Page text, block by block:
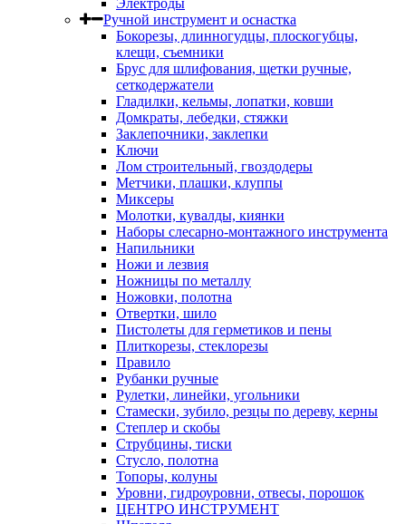
Электроды
Ручной инструмент и оснастка
Бокорезы, длинногудцы, плоскогубцы,
клещи, съемники
Брус для шлифования, щетки ручные,
сеткодержатели
Гладилки, кельмы, лопатки, ковши
Домкраты, лебедки, стяжки
Заклепочники, заклепки
Ключи
Лом строительный, гвоздодеры
Метчики, плашки, клуппы
Миксеры
Молотки, кувалды, киянки
Наборы слесарно-монтажного инструмента
Напильники
Ножи и лезвия
Ножницы по металлу
Ножовки, полотна
Отвертки, шило
Пистолеты для герметиков и пены
Плиткорезы, стеклорезы
Правило
Рубанки ручные
Рулетки, линейки, угольники
Стамески, зубило, резцы по дереву, керны
Степлер и скобы
Струбцины, тиски
Стусло, полотна
Топоры, колуны
Уровни, гидроуровни, отвесы, порошок
ЦЕНТРО ИНСТРУМЕНТ